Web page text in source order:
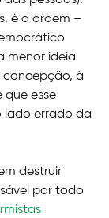
é a ordem –
menor ideia
concepção, à
que esse
lado errado da
destruir
por todo